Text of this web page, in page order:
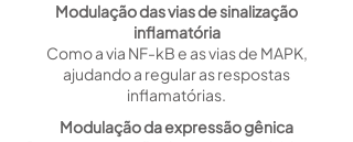
Modulação das vias de sinalização
inflamatória
Como a via NF-kB e as vias de MAPK,
ajudando a regular as respostas
inflamatórias.
Modulação da expressão gênica